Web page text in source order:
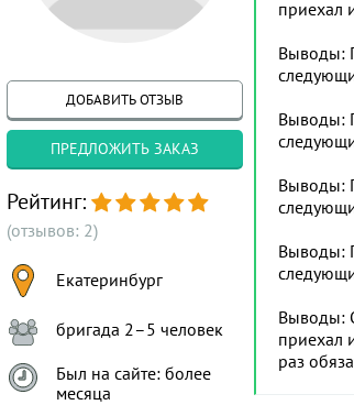
ДОБАВИТЬ ОТЗЫВ
ПРЕДЛОЖИТЬ ЗАКАЗ
Рейтинг:
(отзывов: 2)
Екатеринбург
бригада 2–5 человек
Был на сайте: более
месяца
приехал
Выводы:
Выводы:
Выводы:
Выводы:
Выводы:
приехал
раз